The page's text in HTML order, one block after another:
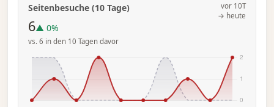
Seitenbesuche (10 Tage)
6▲ 0%
vs. 6 in den 10 Tagen davor
vor 10T
→ heute